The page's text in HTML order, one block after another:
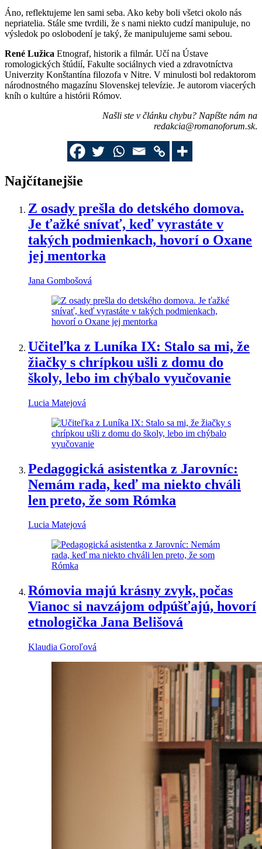
Áno, reflektujeme len sami seba. Ako keby boli všetci okolo nás
nepriatelia. Stále sme tvrdili, že s nami niekto cudzí manipuluje, no
výsledok po oslobodení je taký, že manipulujeme sami sebou.
René Lužica Etnograf, historik a filmár. Učí na Ústave
romologických štúdií, Fakulte sociálnych vied a zdravotníctva
Univerzity Konštantína filozofa v Nitre. V minulosti bol redaktorom
národnostného magazínu Slovenskej televízie. Je autorom viacerých
kníh o kultúre a histórii Rómov.
Našli ste v článku chybu? Napíšte nám na
redakcia@romanoforum.sk.
Najčítanejšie
Z osady prešla do detského domova.
Je ťažké snívať, keď vyrastáte v
takých podmienkach, hovorí o Oxane
jej mentorka
Jana Gombošová
Učiteľka z Luníka IX: Stalo sa mi, že
žiačky s chrípkou ušli z domu do
školy, lebo im chýbalo vyučovanie
Lucia Matejová
Pedagogická asistentka z Jarovníc:
Nemám rada, keď ma niekto chváli
len preto, že som Rómka
Lucia Matejová
Rómovia majú krásny zvyk, počas
Vianoc si navzájom odpúšťajú, hovorí
etnologička Jana Belišová
Klaudia Goroľová